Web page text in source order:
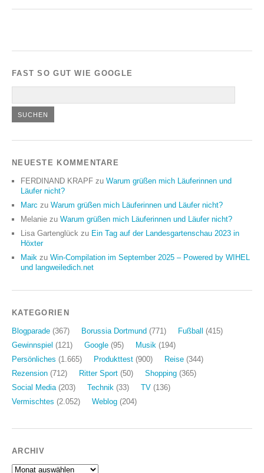
FAST SO GUT WIE GOOGLE
NEUESTE KOMMENTARE
FERDINAND KRAPF zu Warum grüßen mich Läuferinnen und
Läufer nicht?
Marc zu Warum grüßen mich Läuferinnen und Läufer nicht?
Melanie zu Warum grüßen mich Läuferinnen und Läufer nicht?
Lisa Gartenglück zu Ein Tag auf der Landesgartenschau 2023 in
Höxter
Maik zu Win-Compilation im September 2025 – Powered by WIHEL
und langweiledich.net
KATEGORIEN
Blogparade (367) Borussia Dortmund (771) Fußball
(415)
Gewinnspiel (121) Google (95) Musik (194)
Persönliches (1.665) Produkttest (900) Reise (344)
Rezension (712) Ritter Sport (50) Shopping (365)
Social Media (203) Technik (33) TV (136)
Vermischtes (2.052) Weblog (204)
ARCHIV
Archiv